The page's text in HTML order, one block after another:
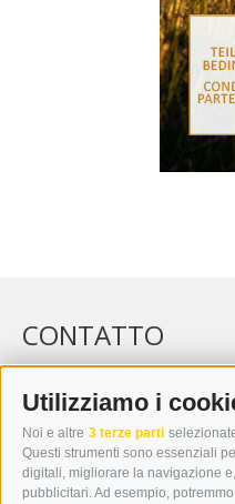
Utilizziamo i
Noi e altre 3 terze parti
Questi strumenti sono essenziali
digitali, migliorare la navigazione
pubblicitari. Ad esempio,
CONTATTO
WIPP-MEDIA GMBH
DER ERKER
I-39049 VIPITENO
TEL.: +39 0472 766876